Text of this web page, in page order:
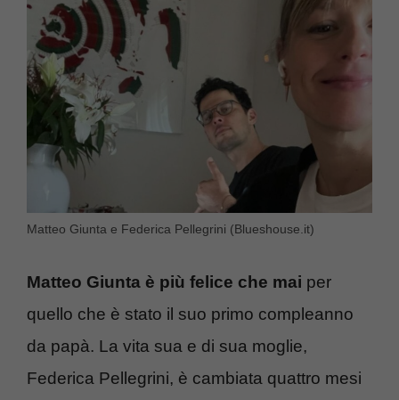
Matteo Giunta e Federica Pellegrini (Blueshouse.it)
Matteo Giunta è più felice che mai per
quello che è stato il suo primo compleanno
da papà. La vita sua e di sua moglie,
Federica Pellegrini, è cambiata quattro mesi